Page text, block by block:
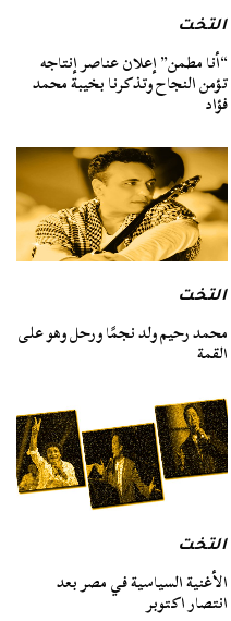
التخت
“أنا مطمن” إعلان عناصر إنتاجه
تؤمن النجاح وتذكرنا بخيبة محمد
فؤاد
التخت
محمد رحيم ولد نجمًا ورحل وهو على
القمة
التخت
الأغنية السياسية في مصر بعد
انتصار اكتوبر